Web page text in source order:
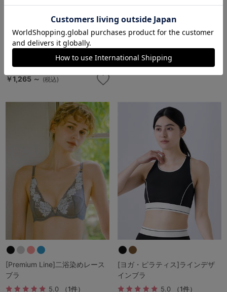
[脇肉0ブラ・ノンワイヤー]チュ
チュアンナ ノンワイヤー史上最
強の着痩せを叶える レーシーア
ントレッドブラ
￥1,265 ～ (税込)
[TOP UPブラ]上胸ふっくら・さ
らっとタイプ ラヴィラフルール
￥2,860 ～
[Premium Line]二浴染めレース
ブラ
5.0 （1件）
[ヨガ・ピラティス]ラインデザ
インブラ
5.0 （1件）